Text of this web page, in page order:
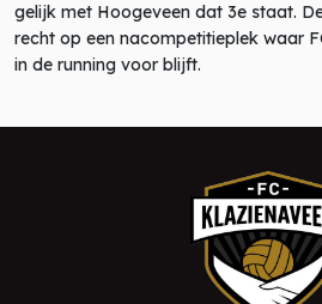
gelijk met Hoogeveen dat 3e staat.
recht op een nacompetitieplek waar
in de running voor blijft.